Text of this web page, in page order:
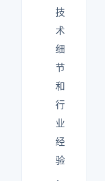
技
术
细
节
和
行
业
经
验
，